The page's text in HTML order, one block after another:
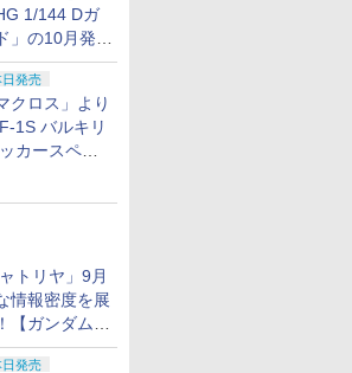
1/144 Dガ
」の10月発送
【ガンダムベ
】
日発売
クロス」より
1S バルキリ
カースペシ
トリヤ」9月
情報密度を展
【ガンダムベ
】
日発売